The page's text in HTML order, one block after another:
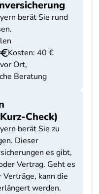
berät Sie rund
Kosten: 40 €
Ort,
Beratung
Check)
berät Sie zu
Dieser
es gibt,
Vertrag. Geht es
kann die
werden.